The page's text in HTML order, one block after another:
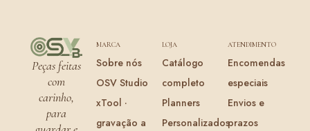
Peças feitas
com
carinho,
para
MARCA
Sobre nós
OSV Studio
xTool ·
gravação a
LOJA
Catálogo
completo
Planners
Personalizados
ATENDIMENTO
Encomendas
especiais
Envios e
prazos